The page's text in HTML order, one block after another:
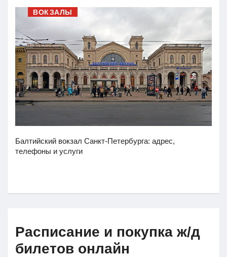
ВОКЗАЛЫ
Балтийский вокзал Санкт-Петербурга: адрес,
телефоны и услуги
Расписание и покупка ж/д
билетов онлайн